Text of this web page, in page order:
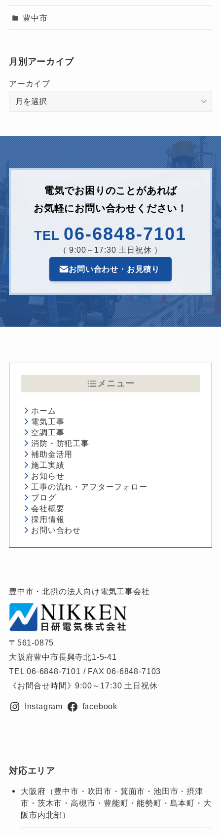
豊中市
月別アーカイブ
アーカイブ
電気でお困りのことがあれば
お気軽にお問い合わせください！
TEL 06-6848-7101
（ 9:00～17:30 土日祝休 ）
お問い合わせ・お見積り
メニュー
ホーム
電気工事
空調工事
消防・防犯工事
補助金活用
施工実績
お知らせ
工事の流れ・アフターフォロー
ブログ
会社概要
採用情報
お問い合わせ
豊中市・北摂の法人向け電気工事会社
〒561-0875
大阪府豊中市長興寺北1-5-41
TEL 06-6848-7101 / FAX 06-6848-7103
《お問合せ時間》9:00～17:30 土日祝休
Instagram facebook
対応エリア
大阪府（豊中市・吹田市・箕面市・池田市・摂津
市・茨木市・高槻市・豊能町・能勢町・島本町・大
阪市内北部）